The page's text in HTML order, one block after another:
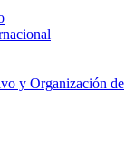
y Organización de